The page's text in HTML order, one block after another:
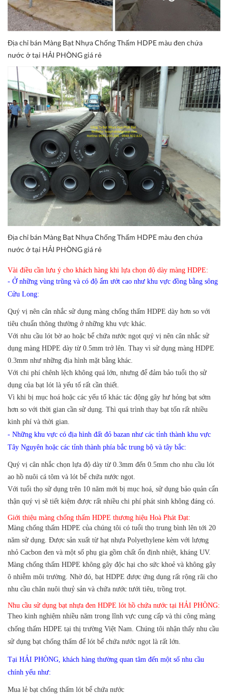
Địa chỉ bán Màng Bạt Nhựa Chống Thấm HDPE màu đen chứa
nước ở tại HẢI PHÒNG giá rẻ
Địa chỉ bán Màng Bạt Nhựa Chống Thấm HDPE màu đen chứa
nước ở tại HẢI PHÒNG giá rẻ
Vài điều cần lưu ý cho khách hàng khi lựa chọn độ dày màng HDPE:
- Ở những vùng trũng và có độ ẩm ướt cao như khu vực đồng bằng sông
Cửu Long:
Quý vị nên cân nhắc sử dụng màng chống thấm HDPE dày hơn so với
tiêu chuẩn thông thường ở những khu vực khác.
Với nhu cầu lót bờ ao hoặc bể chứa nước ngọt quý vị nên cân nhắc sử
dụng màng HDPE dày từ 0.5mm trở lên. Thay vì sử dụng màng HDPE
0.3mm như những địa hình mặt bằng khác.
Với chi phí chênh lệch không quá lớn, nhưng để đảm bảo tuổi thọ sử
dụng của bạt lót là yếu tố rất cần thiết.
Vì khi bị mục hoá hoặc các yếu tố khác tác động gây hư hỏng bạt sớm
hơn so với thời gian cần sử dụng. Thì quá trình thay bạt tốn rất nhiều
kinh phí và thời gian.
- Những khu vực có địa hình đất đỏ bazan như các tỉnh thành khu vực
Tây Nguyên hoặc các tỉnh thành phía bắc trung bộ và tây bắc:
Quý vị cân nhắc chọn lựa độ dày từ 0.3mm đến 0.5mm cho nhu cầu lót
ao hồ nuôi cá tôm và lót bể chứa nước ngọt.
Với tuổi thọ sử dụng trên 10 năm mới bị mục hoá, sử dụng bảo quản cẩn
thận quý vị sẽ tiết kiệm được rất nhiều chi phí phát sinh không đáng có.
Giới thiệu màng chống thấm HDPE thương hiệu Hoà Phát Đạt:
Màng chống thấm HDPE của chúng tôi có tuổi thọ trung bình lên tới 20
năm sử dụng. Được sản xuất từ hạt nhựa Polyethylene kèm với lượng
nhỏ Cacbon đen và một số phụ gia gồm chất ổn định nhiệt, kháng UV.
Màng chống thấm HDPE không gây độc hại cho sức khoẻ và không gây
ô nhiễm môi trường. Nhờ đó, bạt HDPE được ứng dụng rất rộng rãi cho
nhu cầu chăn nuôi thuỷ sản và chứa nước tưới tiêu, trồng trọt.
Nhu cầu sử dụng bạt nhựa đen HDPE lót hồ chứa nước tại HẢI PHÒNG:
Theo kinh nghiệm nhiều năm trong lĩnh vực cung cấp và thi công màng
chống thấm HDPE tại thị trường Việt Nam. Chúng tôi nhận thấy nhu cầu
sử dụng bạt chống thấm để lót bể chứa nước ngọt là rất lớn.
Tại HẢI PHÒNG, khách hàng thường quan tâm đến một số nhu cầu
chính yếu như:
Mua lẻ bạt chống thấm lót bể chứa nước